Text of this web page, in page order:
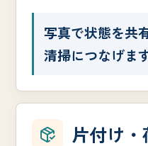
写真で状態を共
清掃につなげます
片付け